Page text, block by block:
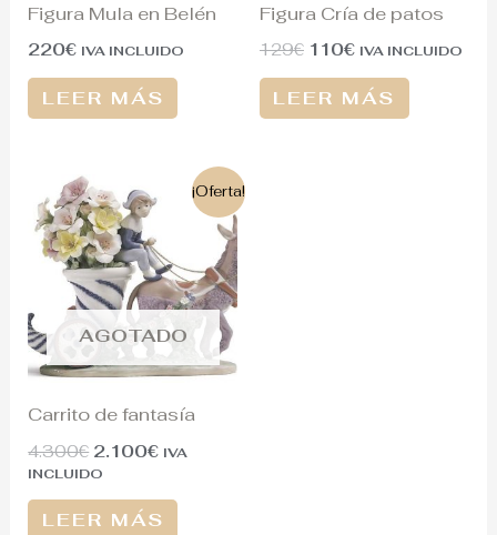
Figura Mula en Belén
220€ IVA INCLUIDO
LEER MÁS
Figura Cría de patos
129€ 110€ IVA INCLUIDO
LEER MÁS
¡Oferta!
AGOTADO
Carrito de fantasía
4.300€
El
precio
original
era:
4.300€.
2.100€
precio
es:
2.100€.
IVA
INCLUIDO
LEER MÁS